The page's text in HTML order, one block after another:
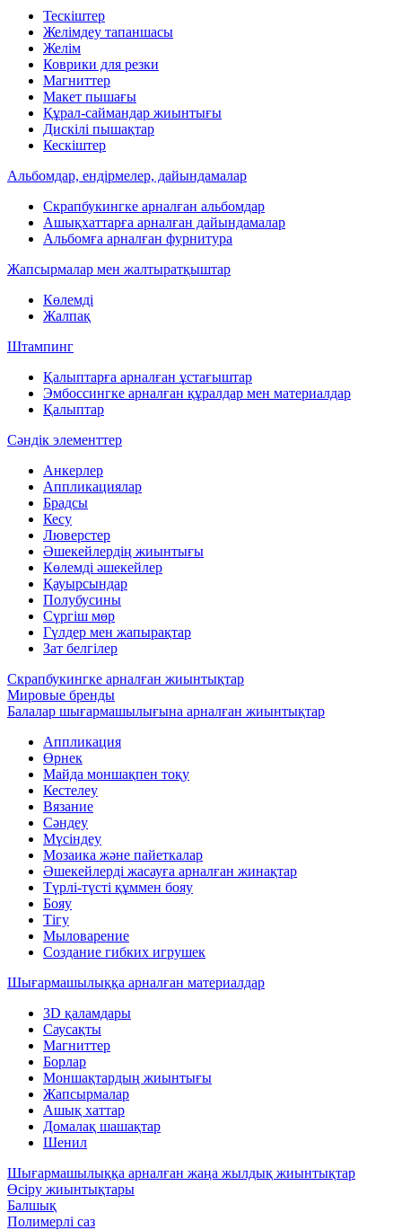
Тескіштер
Желімдеу тапаншасы
Желім
Коврики для резки
Магниттер
Макет пышағы
Құрал-саймандар жиынтығы
Дискілі пышақтар
Кескіштер
Альбомдар, ендірмелер, дайындамалар
Скрапбукингке арналған альбомдар
Ашықхаттарға арналған дайындамалар
Альбомға арналған фурнитура
Жапсырмалар мен жалтыратқыштар
Көлемді
Жалпақ
Штампинг
Қалыптарға арналған ұстағыштар
Эмбоссингке арналған құралдар мен материалдар
Қалыптар
Сәндік элементтер
Анкерлер
Аппликациялар
Брадсы
Кесу
Люверстер
Әшекейлердің жиынтығы
Көлемді әшекейлер
Қауырсындар
Полубусины
Сүргіш мөр
Гүлдер мен жапырақтар
Зат белгілер
Скрапбукингке арналған жиынтықтар
Мировые бренды
Балалар шығармашылығына арналған жиынтықтар
Аппликация
Өрнек
Майда моншақпен тоқу
Кестелеу
Вязание
Сәндеу
Мүсіндеу
Мозаика және пайеткалар
Әшекейлерді жасауға арналған жинақтар
Түрлі-түсті құммен бояу
Бояу
Тігу
Мыловарение
Создание гибких игрушек
Шығармашылыққа арналған материалдар
3D қаламдары
Саусақты
Магниттер
Борлар
Моншақтардың жиынтығы
Жапсырмалар
Ашық хаттар
Домалақ шашақтар
Шенил
Шығармашылыққа арналған жаңа жылдық жиынтықтар
Өсіру жиынтықтары
Балшық
Полимерлі саз